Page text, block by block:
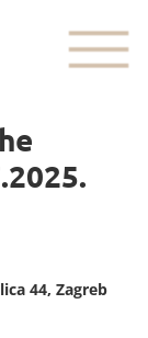
44, Zagreb